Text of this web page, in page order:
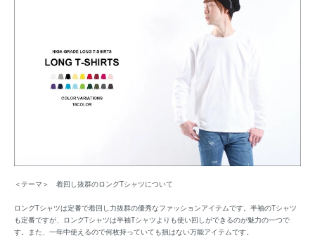
＜テーマ＞ 着回し抜群のロングTシャツについて
ロングTシャツは定番で着回し力抜群の優秀なファッションアイテムです。半袖のTシャツ
も定番ですが、ロングTシャツは半袖Tシャツよりも使い回しができるのが魅力の一つで
す。また、一年中使えるので何枚持っていても損はない万能アイテムです。